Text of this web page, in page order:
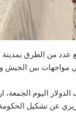
عدد من الطرق
اليوم الجمعة،